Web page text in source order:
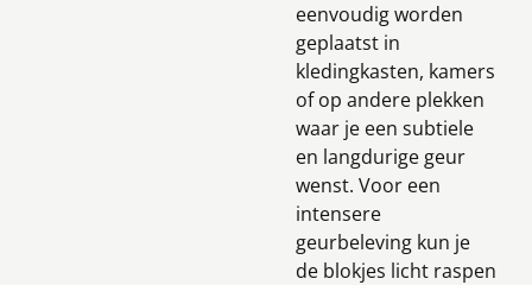
eenvoudig worden
geplaatst in
kledingkasten, kamers
of op andere plekken
waar je een subtiele
en langdurige geur
wenst. Voor een
intensere
geurbeleving kun je
de blokjes licht raspen